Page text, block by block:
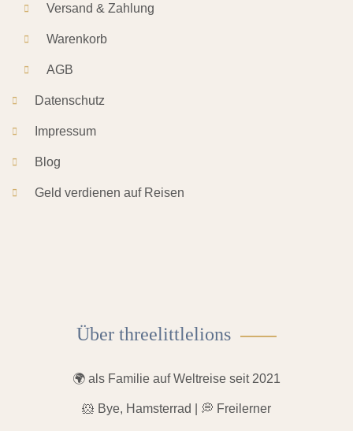
Versand & Zahlung
Warenkorb
AGB
Datenschutz
Impressum
Blog
Geld verdienen auf Reisen
Über threelittlelions
🌍 als Familie auf Weltreise seit 2021
🐹 Bye, Hamsterrad | 💭 Freilerner